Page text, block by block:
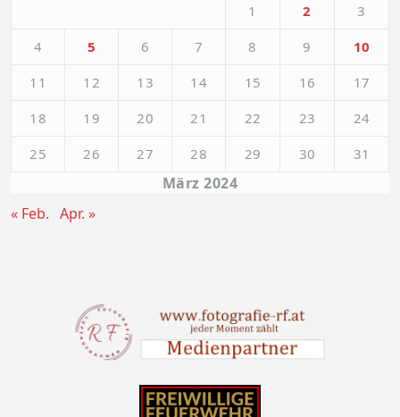
März 2024
1
2
3
4
5 6 7 8 9
10
11
12 13 14 15 16
17
18
19 20 21 22 23
24
25
26 27 28 29 30 31
« Feb. Apr. »